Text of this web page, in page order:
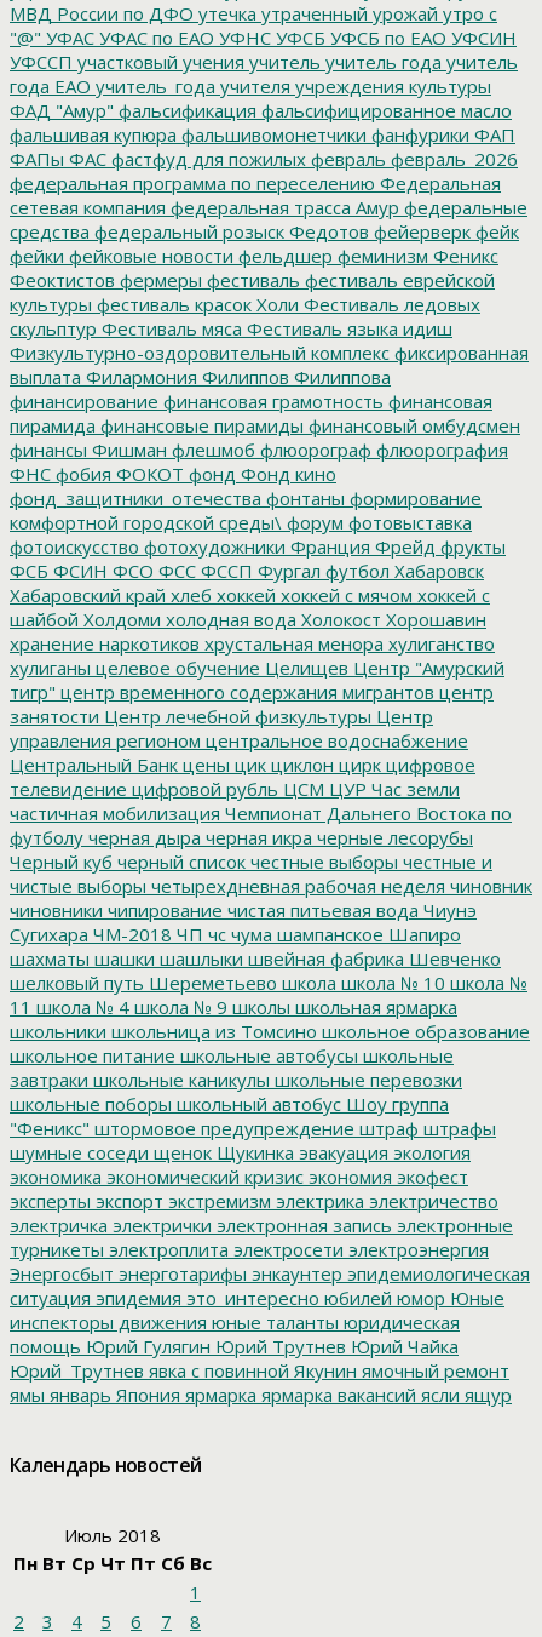
МВД России по ДФО утечка утраченный урожай утро с
"@" УФАС УФАС по ЕАО УФНС УФСБ УФСБ по ЕАО УФСИН
УФССП участковый учения учитель учитель года учитель
года ЕАО учитель_года учителя учреждения культуры
ФАД "Амур" фальсификация фальсифицированное масло
фальшивая купюра фальшивомонетчики фанфурики ФАП
ФАПы ФАС фастфуд для пожилых февраль февраль_2026
федеральная программа по переселению Федеральная
сетевая компания федеральная трасса Амур федеральные
средства федеральный розыск Федотов фейерверк фейк
фейки фейковые новости фельдшер феминизм Феникс
Феоктистов фермеры фестиваль фестиваль еврейской
культуры фестиваль красок Холи Фестиваль ледовых
скульптур Фестиваль мяса Фестиваль языка идиш
Физкультурно-оздоровительный комплекс фиксированная
выплата Филармония Филиппов Филиппова
финансирование финансовая грамотность финансовая
пирамида финансовые пирамиды финансовый омбудсмен
финансы Фишман флешмоб флюорограф флюорография
ФНС фобия ФОКОТ фонд Фонд кино
фонд_защитники_отечества фонтаны формирование
комфортной городской среды\ форум фотовыставка
фотоискусство фотохудожники Франция Фрейд фрукты
ФСБ ФСИН ФСО ФСС ФССП Фургал футбол Хабаровск
Хабаровский край хлеб хоккей хоккей с мячом хоккей с
шайбой Холдоми холодная вода Холокост Хорошавин
хранение наркотиков хрустальная менора хулиганство
хулиганы целевое обучение Целищев Центр "Амурский
тигр" центр временного содержания мигрантов центр
занятости Центр лечебной физкультуры Центр
управления регионом центральное водоснабжение
Центральный Банк цены цик циклон цирк цифровое
телевидение цифровой рубль ЦСМ ЦУР Час земли
частичная мобилизация Чемпионат Дальнего Востока по
футболу черная дыра черная икра черные лесорубы
Черный куб черный список честные выборы честные и
чистые выборы четырехдневная рабочая неделя чиновник
чиновники чипирование чистая питьевая вода Чиунэ
Сугихара ЧМ-2018 ЧП чс чума шампанское Шапиро
шахматы шашки шашлыки швейная фабрика Шевченко
шелковый путь Шереметьево школа школа № 10 школа №
11 школа № 4 школа № 9 школы школьная ярмарка
школьники школьница из Томсино школьное образование
школьное питание школьные автобусы школьные
завтраки школьные каникулы школьные перевозки
школьные поборы школьный автобус Шоу группа
"Феникс" штормовое предупреждение штраф штрафы
шумные соседи щенок Щукинка эвакуация экология
экономика экономический кризис экономия экофест
эксперты экспорт экстремизм электрика электричество
электричка электрички электронная запись электронные
турникеты электроплита электросети электроэнергия
Энергосбыт энерготарифы энкаунтер эпидемиологическая
ситуация эпидемия это_интересно юбилей юмор Юные
инспекторы движения юные таланты юридическая
помощь Юрий Гулягин Юрий Трутнев Юрий Чайка
Юрий_Трутнев явка с повинной Якунин ямочный ремонт
ямы январь Япония ярмарка ярмарка вакансий ясли ящур
Календарь новостей
Июль 2018
Пн Вт Ср Чт Пт Сб Вс
1
2
3 4 5 6 7 8